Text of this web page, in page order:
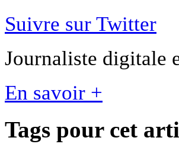
Suivre sur Twitter
Journaliste digitale
En savoir +
Tags pour cet